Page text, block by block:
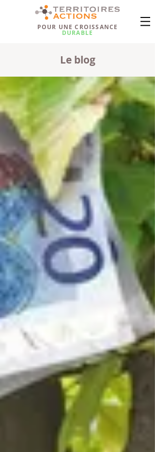
POUR UNE CROISSANCE
DURABLE
Le blog